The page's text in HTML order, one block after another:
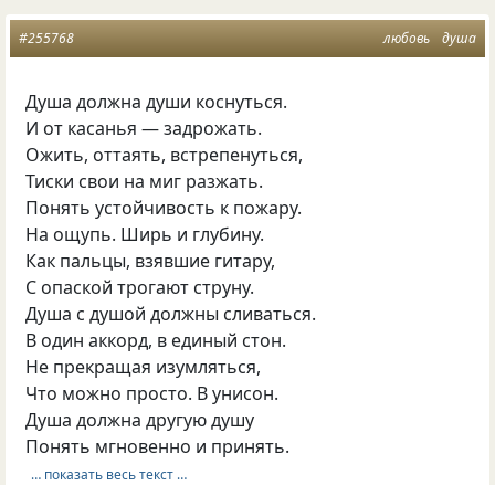
любовь душа
#255768
Душа должна души коснуться.
И от касанья — задрожать.
Ожить, оттаять, встрепенуться,
Тиски свои на миг разжать.
Понять устойчивость к пожару.
На ощупь. Ширь и глубину.
Как пальцы, взявшие гитару,
С опаской трогают струну.
Душа с душой должны сливаться.
В один аккорд, в единый стон.
Не прекращая изумляться,
Что можно просто. В унисон.
Душа должна другую душу
Понять мгновенно и принять.
… показать весь текст …